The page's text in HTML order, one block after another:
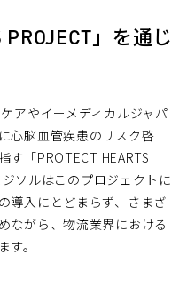
PROJECT」を通じ
アやイーメディカルジャパ
心脳血管疾患のリスク啓
す「PROTECT HEARTS
ソルはこのプロジェクトに
導入にとどまらず、さまざ
ながら、物流業界における
。